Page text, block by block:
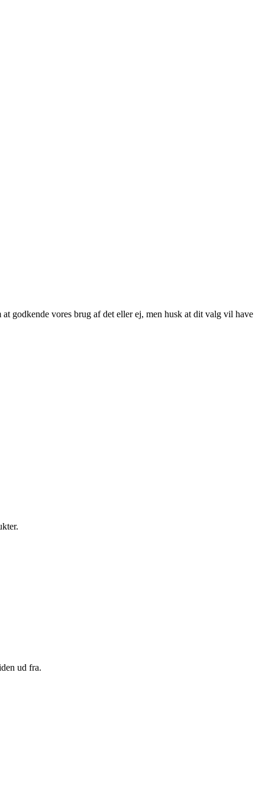
godkende vores brug af det eller ej, men husk at dit valg vil have
ud fra.